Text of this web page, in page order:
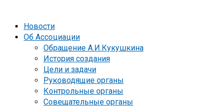
Новости
Об Ассоциации
Обращение А.И.Кукушкина
История создания
Цели и задачи
Руководящие органы
Контрольные органы
Совещательные органы